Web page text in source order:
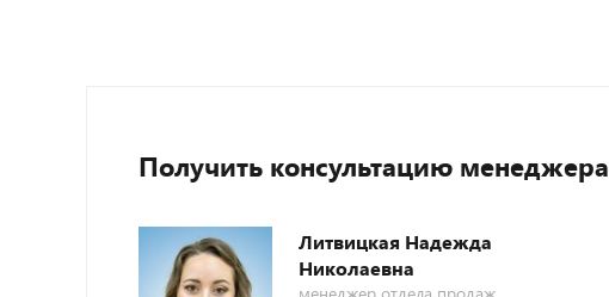
Получить консультацию менеджера
Литвицкая Надежда
Николаевна